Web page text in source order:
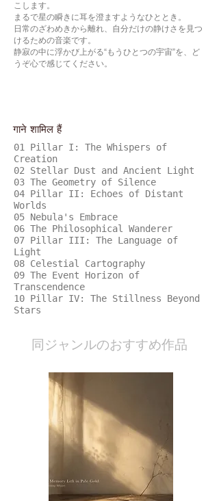
こします。
まるで星の瞬きに耳を澄ますようなひととき。
日常のざわめきから離れ、自分だけの静けさを見つ
けるための音楽です。
静寂の中に浮かび上がる“もうひとつの宇宙”を、ど
うぞ心で感じてください。
गाने शामिल हैं
01 Pillar I: The Whispers of
Creation
02 Stellar Dust and Ancient Light
03 The Geometry of Silence
04 Pillar II: Echoes of Distant
Worlds
05 Nebula's Embrace
06 The Philosophical Wanderer
07 Pillar III: The Language of
Light
08 Celestial Cartography
09 The Event Horizon of
Transcendence
10 Pillar IV: The Stillness Beyond
Stars
​同ジャンルのおすすめ作品